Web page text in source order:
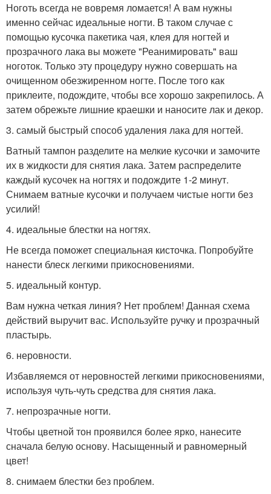
Ноготь всегда не вовремя ломается! А вам нужны
именно сейчас идеальные ногти. В таком случае с
помощью кусочка пакетика чая, клея для ногтей и
прозрачного лака вы можете "Реанимировать" ваш
ноготок. Только эту процедуру нужно совершать на
очищенном обезжиренном ногте. После того как
приклеите, подождите, чтобы все хорошо закрепилось. А
затем обрежьте лишние краешки и наносите лак и декор.
3. самый быстрый способ удаления лака для ногтей.
Ватный тампон разделите на мелкие кусочки и замочите
их в жидкости для снятия лака. Затем распределите
каждый кусочек на ногтях и подождите 1-2 минут.
Снимаем ватные кусочки и получаем чистые ногти без
усилий!
4. идеальные блестки на ногтях.
Не всегда поможет специальная кисточка. Попробуйте
нанести блеск легкими прикосновениями.
5. идеальный контур.
Вам нужна четкая линия? Нет проблем! Данная схема
действий выручит вас. Используйте ручку и прозрачный
пластырь.
6. неровности.
Избавляемся от неровностей легкими прикосновениями,
используя чуть-чуть средства для снятия лака.
7. непрозрачные ногти.
Чтобы цветной тон проявился более ярко, нанесите
сначала белую основу. Насыщенный и равномерный
цвет!
8. снимаем блестки без проблем.